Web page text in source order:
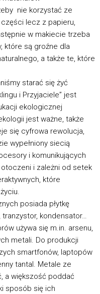
nie korzystać ze
lecz z papieru,
w makiecie trzeba
które są groźne dla
a także te, które
starać się żyć
i Przyjaciele” jest
ekologicznej
jest ważne, także
się cyfrowa rewolucja,
wypełniony siecią
i komunikujących
i zależni od setek
które
posiada płytkę
tranzystor, kondensator…
używa się m.in. arsenu,
metali. Do produkcji
smartfonów, laptopów
tantal. Metale ze
a większość poddać
sposób się ich